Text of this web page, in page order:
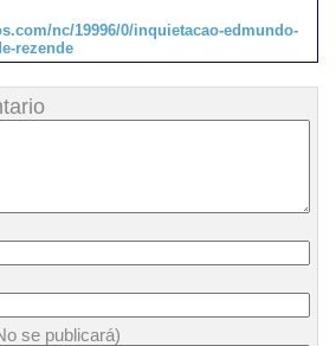
nc/19996/0/inquietacao-edmundo-
rezende
se publicará)